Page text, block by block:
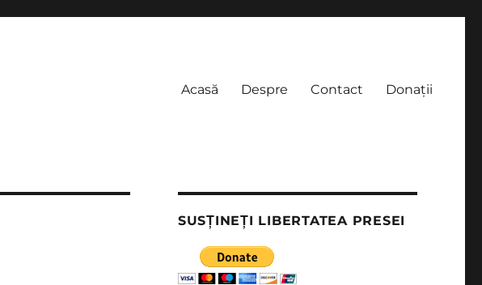
Acasă Despre Contact Donații
SUSȚINEȚI LIBERTATEA PRESEI